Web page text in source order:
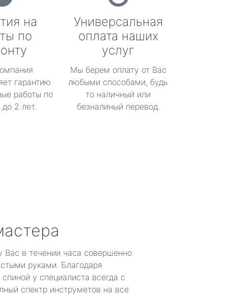
на
по
гарантию
работы по
2 лет.
Универсальная
оплата наших
услуг
Мы берем оплату от Вас
любыми способами, будь
то наличный или
безналиный перевод.
Вас в течении часа совершенно
руками. Благодаря
у специалиста всегда с
спектр инструметов на все